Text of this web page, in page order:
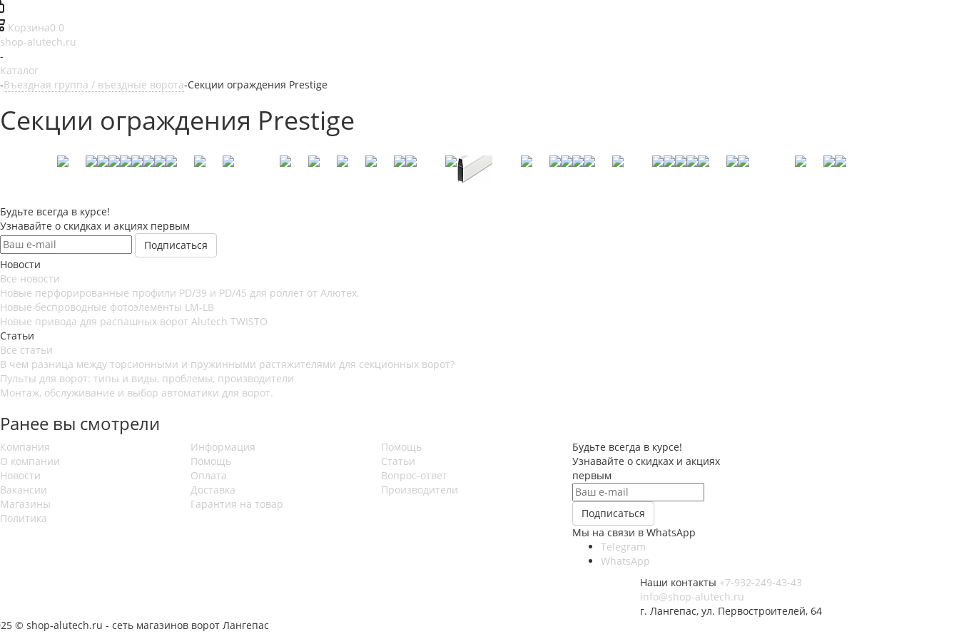
Корзина0 0
shop-alutech.ru
-
Каталог
-Въездная группа / въездные ворота-Секции ограждения Prestige
Секции ограждения Prestige
Будьте всегда в курсе!
Узнавайте о скидках и акциях первым
Новости
Все новости
Новые перфорированные профили PD/39 и PD/45 для роллет от Алютех.
Новые беспроводные фотоэлементы LM-LB
Новые привода для распашных ворот Alutech TWISTO
Статьи
Все статьи
В чем разница между торсионными и пружинными растяжителями для секционных ворот?
Пульты для ворот: типы и виды, проблемы, производители
Монтаж, обслуживание и выбор автоматики для ворот.
Ранее вы смотрели
Компания
О компании
Новости
Вакансии
Магазины
Политика
Информация
Помощь
Оплата
Доставка
Гарантия на товар
Помощь
Статьи
Вопрос-ответ
Производители
Будьте всегда в курсе!
Узнавайте о скидках и акциях
первым
Мы на связи в WhatsApp
Telegram
WhatsApp
Наши контакты +7-932-249-43-43
info@shop-alutech.ru
г. Лангепас, ул. Первостроителей, 64
© shop-alutech.ru - сеть магазинов ворот Лангепас